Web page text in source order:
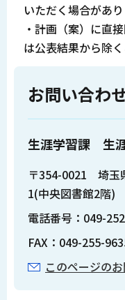
いただく場合があり
・計画（案）に直
は公表結果から除く
お問い合わ
生涯学習課 生
〒354-0021 埼玉
1(中央図書館2階)
電話番号：049-
FAX：049-255-
このページの